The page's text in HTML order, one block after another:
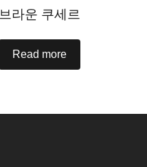
브라운 쿠세르
Read more